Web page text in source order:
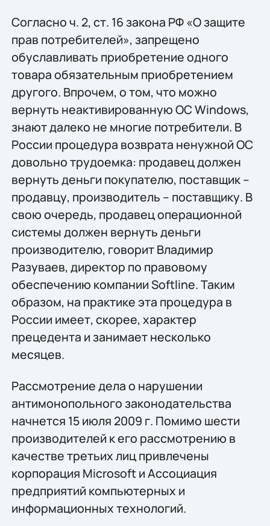
Согласно ч. 2, ст. 16 закона РФ «О защите
прав потребителей», запрещено
обуславливать приобретение одного
товара обязательным приобретением
другого. Впрочем, о том, что можно
вернуть неактивированную ОС Windows,
знают далеко не многие потребители. В
России процедура возврата ненужной ОС
довольно трудоемка: продавец должен
вернуть деньги покупателю, поставщик –
продавцу, производитель – поставщику. В
свою очередь, продавец операционной
системы должен вернуть деньги
производителю, говорит Владимир
Разуваев, директор по правовому
обеспечению компании Softline. Таким
образом, на практике эта процедура в
России имеет, скорее, характер
прецедента и занимает несколько
месяцев.
Рассмотрение дела о нарушении
антимонопольного законодательства
начнется 15 июля 2009 г. Помимо шести
производителей к его рассмотрению в
качестве третьих лиц привлечены
корпорация Microsoft и Ассоциация
предприятий компьютерных и
информационных технологий.